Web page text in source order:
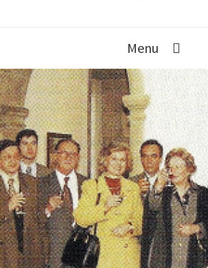
Menu